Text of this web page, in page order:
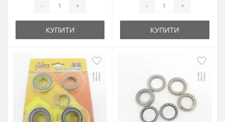
- +
КУПИТИ
- +
КУПИТИ